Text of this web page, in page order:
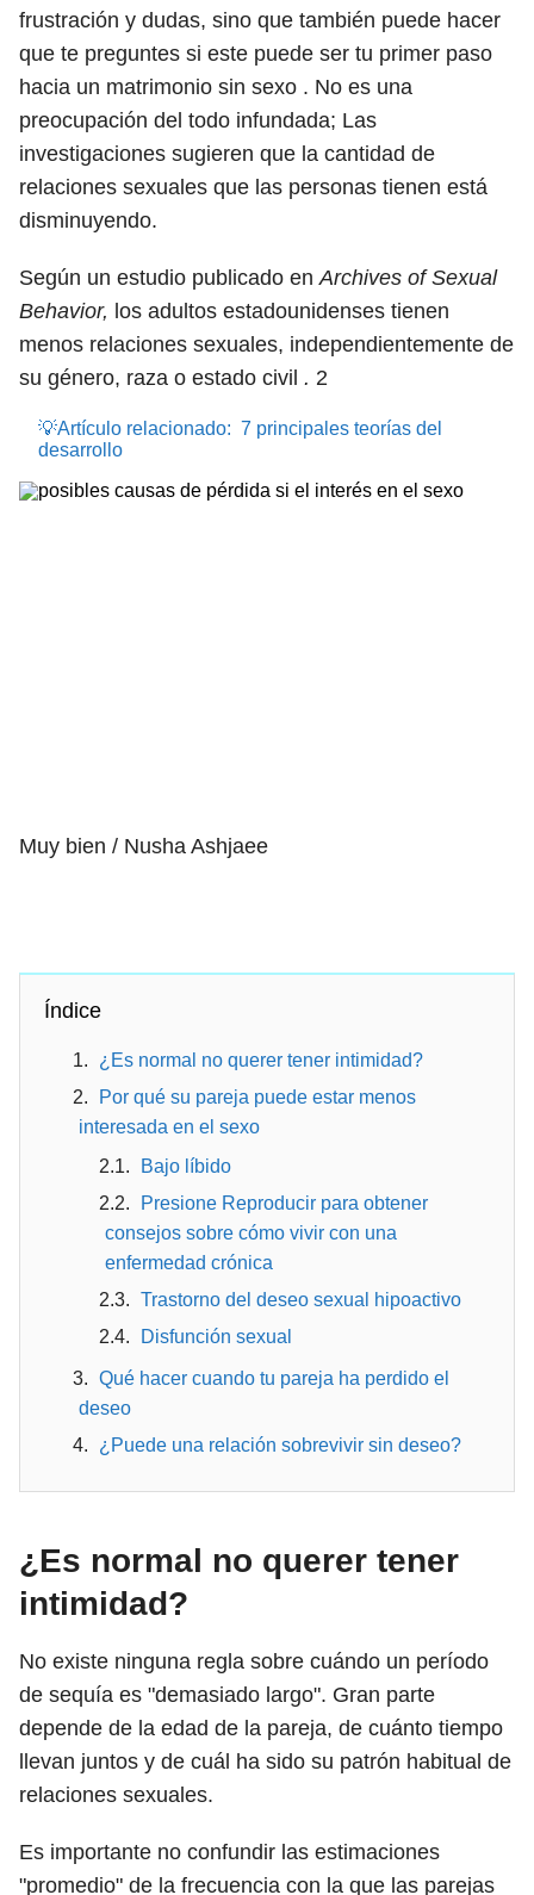
frustración y dudas, sino que también puede hacer
que te preguntes si este puede ser tu primer paso
hacia un matrimonio sin sexo . No es una
preocupación del todo infundada; Las
investigaciones sugieren que la cantidad de
relaciones sexuales que las personas tienen está
disminuyendo.
Según un estudio publicado enArchives of Sexual
Behavior, los adultos estadounidenses tienen
menos relaciones sexuales, independientemente de
su género, raza o estado civil . 2
💡Artículo relacionado: 7 principales teorías del
desarrollo
Muy bien / Nusha Ashjaee
Índice
¿Es normal no querer tener intimidad?
Por qué su pareja puede estar menos
interesada en el sexo
Bajo líbido
Presione Reproducir para obtener
consejos sobre cómo vivir con una
enfermedad crónica
Trastorno del deseo sexual hipoactivo
Disfunción sexual
Qué hacer cuando tu pareja ha perdido el
deseo
¿Puede una relación sobrevivir sin deseo?
¿Es normal no querer tener
intimidad?
No existe ninguna regla sobre cuándo un período
de sequía es "demasiado largo". Gran parte
depende de la edad de la pareja, de cuánto tiempo
llevan juntos y de cuál ha sido su patrón habitual de
relaciones sexuales.
Es importante no confundir las estimaciones
"promedio" de la frecuencia con la que las parejas